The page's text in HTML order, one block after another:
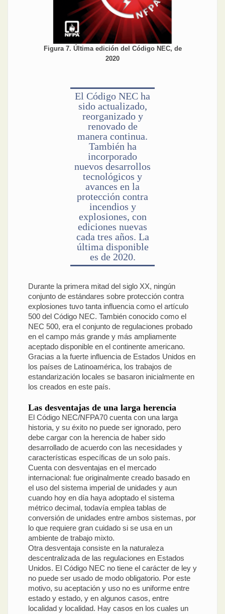
Figura 7. Última edición del Código NEC, de
2020
El Código NEC ha
sido actualizado,
reorganizado y
renovado de
manera continua.
También ha
incorporado
nuevos desarrollos
tecnológicos y
avances en la
protección contra
incendios y
explosiones, con
ediciones nuevas
cada tres años. La
última disponible
es de 2020.
Durante la primera mitad del siglo XX, ningún
conjunto de estándares sobre protección contra
explosiones tuvo tanta influencia como el artículo
500 del Código NEC. También conocido como el
NEC 500, era el conjunto de regulaciones probado
en el campo más grande y más ampliamente
aceptado disponible en el continente americano.
Gracias a la fuerte influencia de Estados Unidos en
los países de Latinoamérica, los trabajos de
estandarización locales se basaron inicialmente en
los creados en este país.
Las desventajas de una larga herencia
El Código NEC/NFPA70 cuenta con una larga
historia, y su éxito no puede ser ignorado, pero
debe cargar con la herencia de haber sido
desarrollado de acuerdo con las necesidades y
características específicas de un solo país.
Cuenta con desventajas en el mercado
internacional: fue originalmente creado basado en
el uso del sistema imperial de unidades y aun
cuando hoy en día haya adoptado el sistema
métrico decimal, todavía emplea tablas de
conversión de unidades entre ambos sistemas, por
lo que requiere gran cuidado si se usa en un
ambiente de trabajo mixto.
Otra desventaja consiste en la naturaleza
descentralizada de las regulaciones en Estados
Unidos. El Código NEC no tiene el carácter de ley y
no puede ser usado de modo obligatorio. Por este
motivo, su aceptación y uso no es uniforme entre
estado y estado, y en algunos casos, entre
localidad y localidad. Hay casos en los cuales un